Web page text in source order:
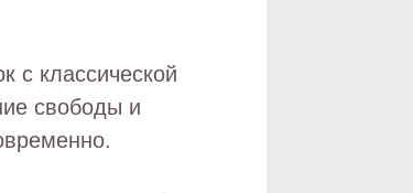
с классической
свободы и